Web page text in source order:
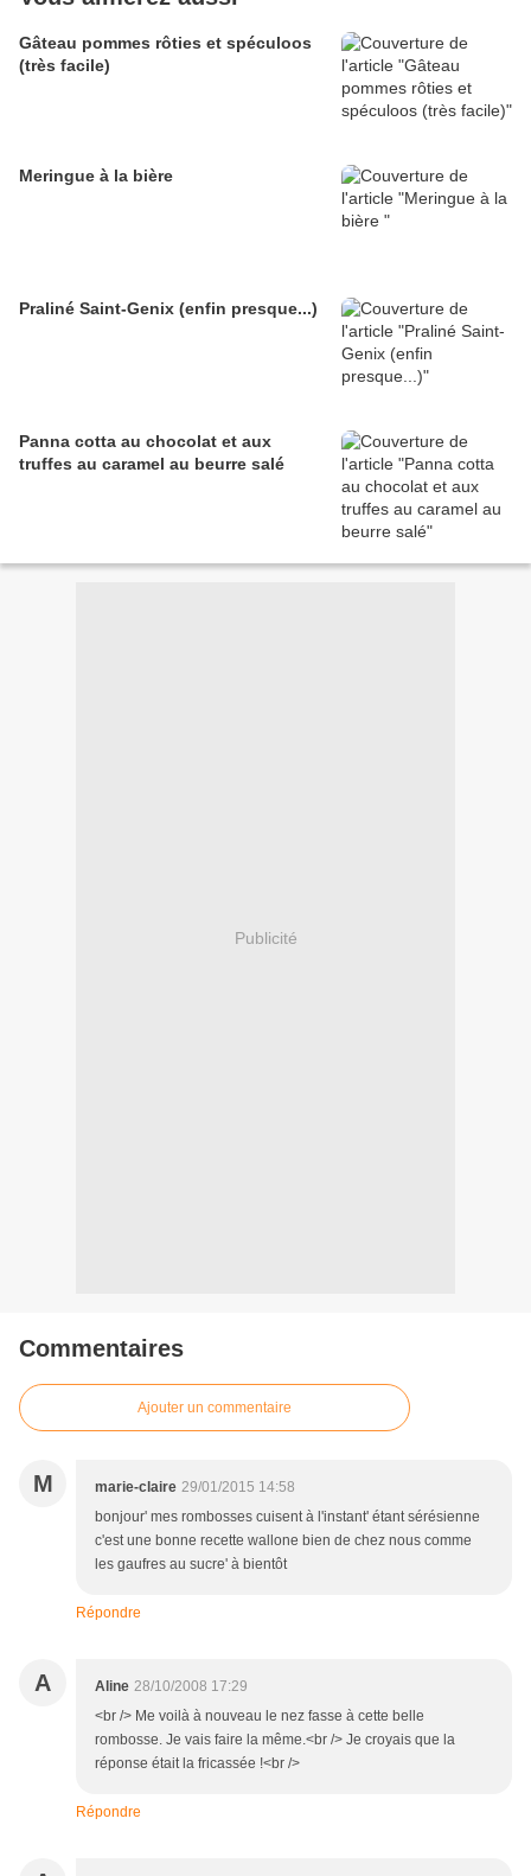
Gâteau pommes rôties et spéculoos
(très facile)
Meringue à la bière
Praliné Saint-Genix (enfin presque...)
Panna cotta au chocolat et aux
truffes au caramel au beurre salé
Publicité
Commentaires
Ajouter un commentaire
M marie-claire 29/01/2015 14:58
bonjour' mes rombosses cuisent à l'instant' étant sérésienne
c'est une bonne recette wallone bien de chez nous comme
les gaufres au sucre' à bientôt
Répondre
A Aline 28/10/2008 17:29
<br /> Me voilà à nouveau le nez fasse à cette belle
rombosse. Je vais faire la même.<br /> Je croyais que la
réponse était la fricassée !<br />
Répondre